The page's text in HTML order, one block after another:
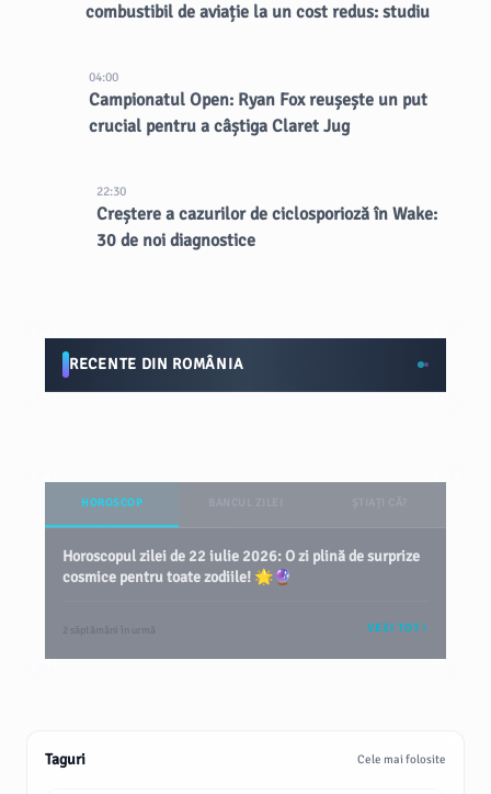
combustibil de aviație la un cost redus: studiu
04:00
Campionatul Open: Ryan Fox reușește un put
crucial pentru a câștiga Claret Jug
22:30
Creștere a cazurilor de ciclosporioză în Wake:
30 de noi diagnostice
RECENTE DIN ROMÂNIA
HOROSCOP
Horoscopul zilei de 22 iulie 2026: O zi plină de surprize
cosmice pentru toate zodiile! 🌟🔮
2 săptămâni în urmă VEZI TOT
Taguri Cele mai folosite